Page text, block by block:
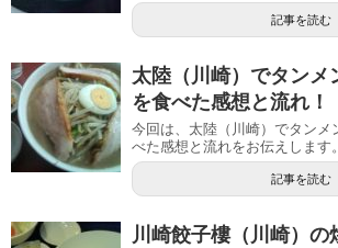
記事を読む
太陸（川崎）でタンメ
を食べた感想と流れ！
今回は、太陸（川崎）でタンメ
べた感想と流れをお伝えします。
記事を読む
川崎餃子樓（川崎）の